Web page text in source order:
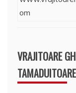
VRAJITOARE